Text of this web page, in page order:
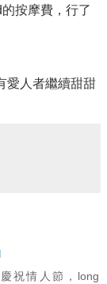
按摩費，行了
愛人者繼續甜甜
祝情人節，long